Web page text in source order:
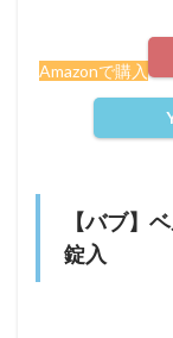
Amazonで購入
【バブ】
錠入